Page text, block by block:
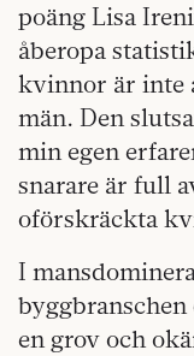
poäng Lisa
åberopa
kvinnor är inte
män. Den
min egen
snarare är full
oförskräckta
I
en grov och